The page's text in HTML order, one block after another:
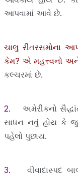
આપવામાં આવે છે.
ચાલુ રીતરસમોના
કેમ? એ મહત્ત્વનો અને
કલ્ચરમાં છે.
2. અમેરીકનો
સાધન નવું હોય કે
પહેલો પુછાય.
3. વીવાદાસ્પદ